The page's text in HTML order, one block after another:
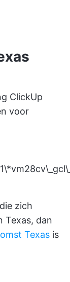
ClickUp
voor
zich
Texas, dan
Texas is